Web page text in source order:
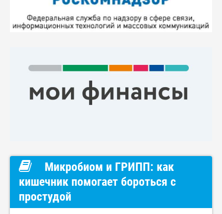
Микробиом и ГРИПП: как
кишечник помогает бороться с
простудой